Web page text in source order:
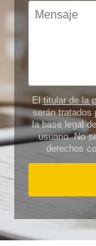
El titular de la
serán tratados
la base legal
usuario. No
derechos